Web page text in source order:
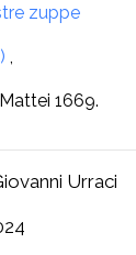
zuppe
,
1669.
Urraci